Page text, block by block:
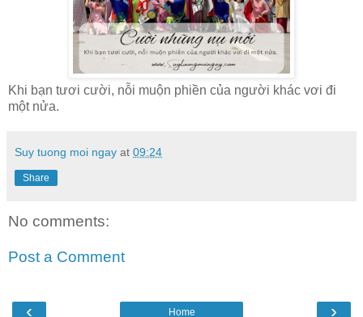
Khi bạn tươi cười, nỗi muộn phiền của người khác vơi đi
một nửa.
Suy tuong moi ngay at 09:24
Share
No comments:
Post a Comment
‹ ›
Home